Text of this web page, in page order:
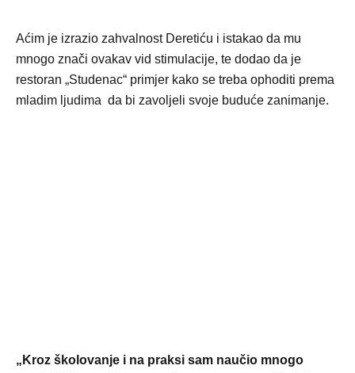
Aćim je izrazio zahvalnost Deretiću i istakao da mu
mnogo znači ovakav vid stimulacije, te dodao da je
restoran „Studenac“ primjer kako se treba ophoditi prema
mladim ljudima da bi zavoljeli svoje buduće zanimanje.
„Kroz školovanje i na praksi sam naučio mnogo